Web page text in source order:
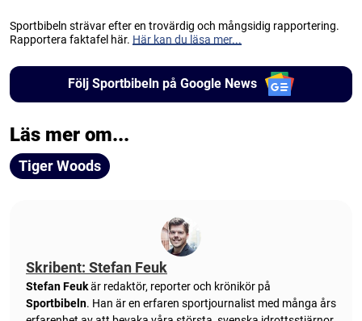
Sportbibeln strävar efter en trovärdig och mångsidig rapportering.
Rapportera faktafel här. Här kan du läsa mer...
Följ Sportbibeln på Google News
Läs mer om...
Tiger Woods
Skribent: Stefan Feuk
Stefan Feukär redaktör, reporter och krönikör på
Sportbibeln. Han är en erfaren sportjournalist med många års